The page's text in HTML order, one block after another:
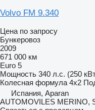
Volvo FM 9.340
Цена по запросу
Бункеровоз
2009
671 000 км
Euro 5
Мощность 340 л.с. (250
Колесная формула 4x2
Испания, Aparan
AUTOMOVILES MERINO,